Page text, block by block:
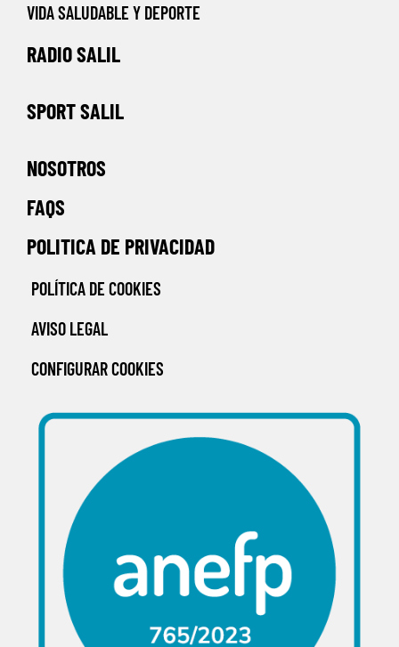
VIDA SALUDABLE Y DEPORTE
RADIO SALIL
SPORT SALIL
NOSOTROS
FAQS
POLITICA DE PRIVACIDAD
POLÍTICA DE COOKIES
AVISO LEGAL
CONFIGURAR COOKIES